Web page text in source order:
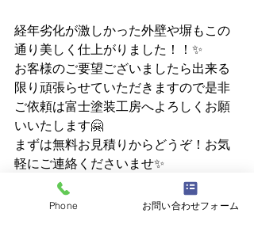
経年劣化が激しかった外壁や塀もこの
通り美しく仕上がりました！！✨
お客様のご要望ございましたら出来る
限り頑張らせていただきますので是非
ご依頼は富士塗装工房へよろしくお願
いいたします🤗
まずは無料お見積りからどうぞ！お気
軽にご連絡くださいませ✨
最新記事 すべて表示
Phone お問い合わせフォーム